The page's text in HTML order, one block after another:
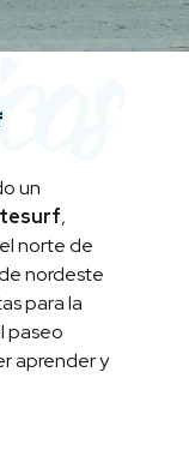
un
,
norte de
nordeste
para la
paseo
aprender y